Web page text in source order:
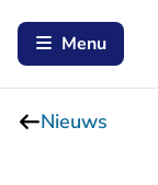
Menu
Nieuws